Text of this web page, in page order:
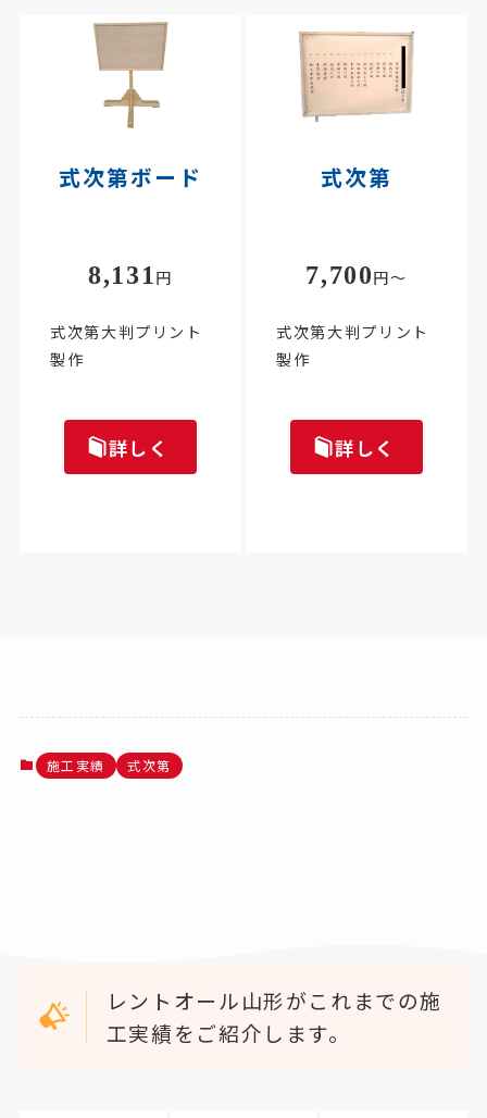
式次第ボード
8,131 円
式次第大判プリント
製作
詳しく
式次第
7,700円～
式次第大判プリント
製作
詳しく
施工実績 式次第
レントオール山形がこれまでの施
工実績をご紹介します。